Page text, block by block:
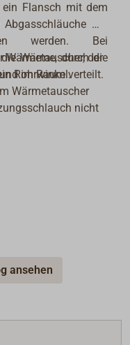
Flansch mit dem
mit
werden. Bei
Wärme, durch die
im Raum verteilt.
der
Rohrwinkel.
Wärmetauscher
nicht
ansehen